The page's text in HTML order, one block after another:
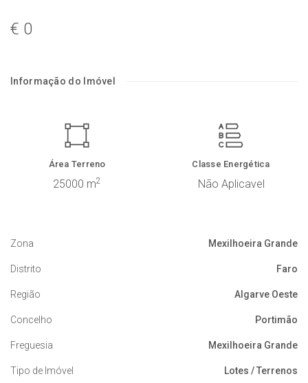
€ 0
Informação do Imóvel
Área Terreno
25000 m2
Classe Energética
Não Aplicavel
Zona Mexilhoeira Grande
Distrito Faro
Região Algarve Oeste
Concelho Portimão
Freguesia Mexilhoeira Grande
Tipo de Imóvel Lotes / Terrenos